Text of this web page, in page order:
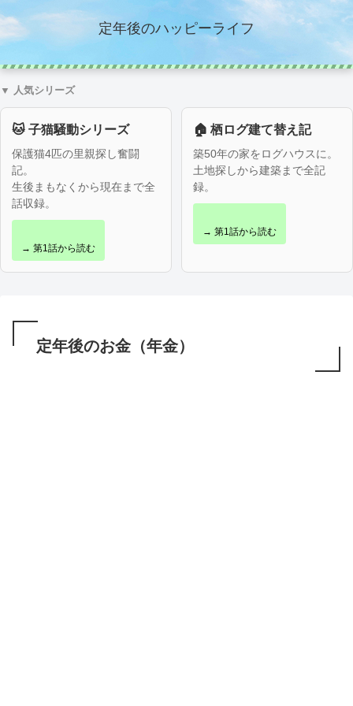
定年後のハッピーライフ
▼ 人気シリーズ
🐱 子猫騒動シリーズ
保護猫4匹の里親探し奮闘
記。
生後まもなくから現在まで全
話収録。
→ 第1話から読む
🏠 栖ログ建て替え記
築50年の家をログハウスに。
土地探しから建築まで全記
録。
→ 第1話から読む
定年後のお金（年金）